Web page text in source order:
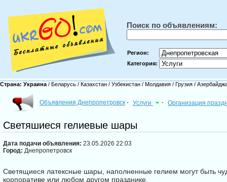
Поиск по объявлениям:
Регион:
Категория:
Страна: Украина / Беларусь / Казахстан / Узбекистан / Молдавия / Грузия /
Объявления Днепропетровск - Услуги - Организация
Светяшиеся гелиевые шары
Дата подачи объявления: 23.05.2026 22:03
Город: Днепропетровск
Светящиеся латексные шары, наполненные гелием могут быть
корпоративе или любом другом празднике.